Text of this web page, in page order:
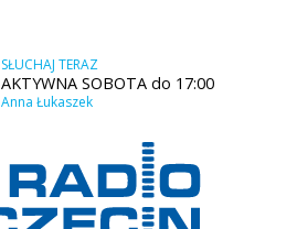
SŁUCHAJ TERAZ
AKTYWNA SOBOTA do 17:00
Anna Łukaszek